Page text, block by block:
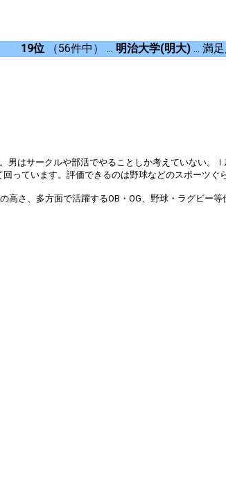
19位 （56件中） ... 明治大学(明大) ... 満
はサークルや部活でやることしか考えていない
っています。評価できるのは野球などのスポーツ
さ、多方面で活躍するOB・OG、野球・ラグビー